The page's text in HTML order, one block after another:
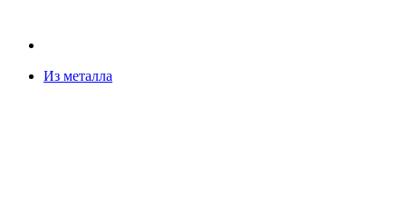
Из металла